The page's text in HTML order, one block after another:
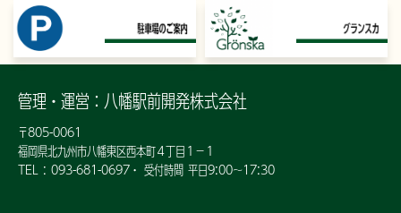
管理・運営：八幡駅前開発株式会社
〒805-0061
福岡県北九州市八幡東区西本町４丁目１−１
TEL : 093-681-0697 ・ 受付時間 平日9:00〜17:30